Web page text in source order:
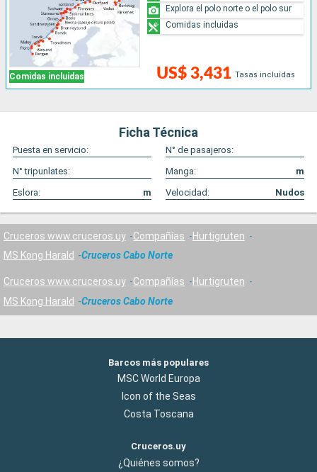
Comidas incluidas US$ 3,431 Tasas incluidas
Explora el polo norte o el polo sur
Comidas incluidas
Ficha Técnica
Puesta en servicio:
N° de pasajeros:
N° tripunlates:
Manga:
m
Eslora:
m Velocidad: Nudos
Cruceros www.cruceros.uy Compañías
Hurtigruten
MS Kong Harald
Cruceros Cabo Norte
Cruceros www.cruceros.uy Compañías
Hurtigruten
MS Kong Harald
Cruceros Cabo Norte
Barcos más populares
MSC World Europa
Icon of the Seas
Costa Toscana
Cruceros.uy
¿Quiénes somos?